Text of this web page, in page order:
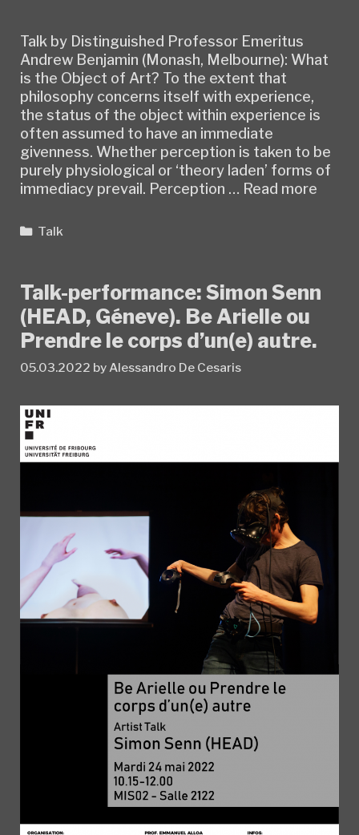
Talk by Distinguished Professor Emeritus
Andrew Benjamin (Monash, Melbourne): What
is the Object of Art? To the extent that
philosophy concerns itself with experience,
the status of the object within experience is
often assumed to have an immediate
givenness. Whether perception is taken to be
purely physiological or ‘theory laden’ forms of
immediacy prevail. Perception … Read more
the
2022)
Categories
Talk
Talk-performance: Simon Senn
(HEAD, Géneve). Be Arielle ou
Prendre le corps d’un(e) autre.
05.03.2022 by Alessandro De Cesaris